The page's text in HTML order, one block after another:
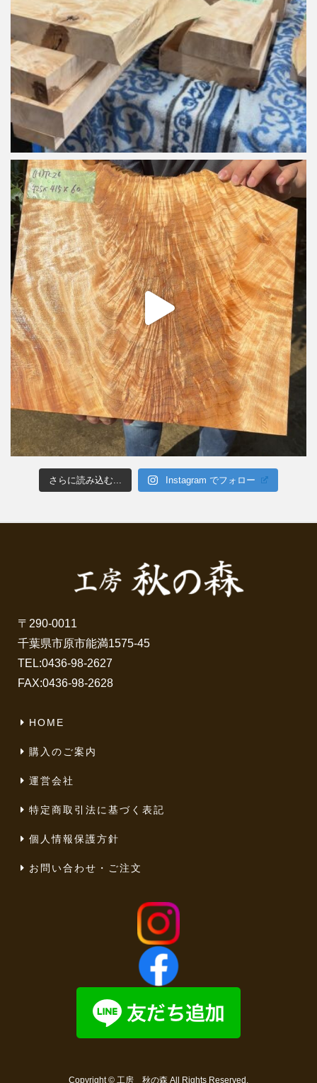
さらに読み込む... Instagram でフォロー
〒290-0011
千葉県市原市能満1575-45
TEL:0436-98-2627
FAX:0436-98-2628
HOME
購入のご案内
運営会社
特定商取引法に基づく表記
個人情報保護方針
お問い合わせ・ご注文
Copyright © 工房 秋の森 All Rights Reserved.